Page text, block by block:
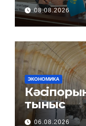
08.08.2026
ЭКОНОМИКА
тыныс
06.08.2026